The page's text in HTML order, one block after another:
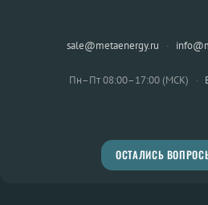
sale@metaenergy.ru ·
Пн–Пт 08:00–17:00 (МСК) ·
ОСТАЛИСЬ